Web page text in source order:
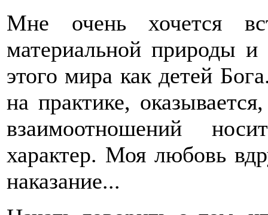
Мне очень хочется
материальной природы
этого мира как детей
на практике,
взаимоотношений
характер. Моя любовь
наказание...